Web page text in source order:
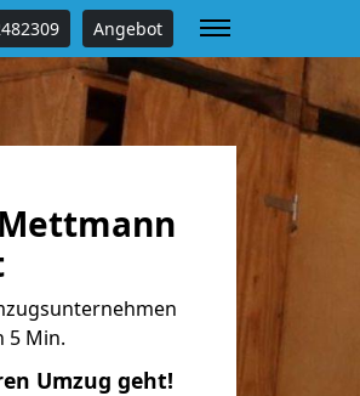
Angebot
5 Min.
Umzug geht!